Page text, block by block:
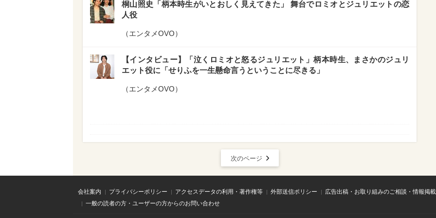
桐山照史「柄本時生がいとおしく見えてきた」 舞台でロミオとジュリエットの恋
人役
（エンタメOVO）
【インタビュー】「泣くロミオと怒るジュリエット」柄本時生、まさかのジュリ
エット役に「せりふを一生懸命言うということに尽きる」
（エンタメOVO）
次のページ
会社案内 プライバシーポリシー アクセスデータの利用・著作権等 外部送信ポリシー
広告出稿・お取り組みのご相談・情報掲
一般の読者の方・ユーザーの方からのお問い合わせ